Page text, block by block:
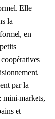
Elle
la
en
par la
mini-markets,
et